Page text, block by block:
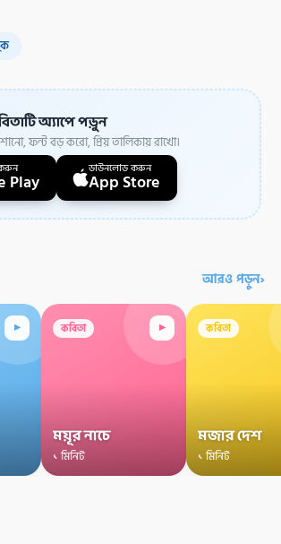
অ্যাপে পড়ুন
ফন্ট বড় করো, প্রিয় তালিকায় রাখো।
Play
ডাউনলোড করুন
App Store
আরও পড়ুন›
▸ কবিতা ▸
ময়ূর নাচে
১ মিনিট
কবিতা
মজার দেশ
১ মিনিট